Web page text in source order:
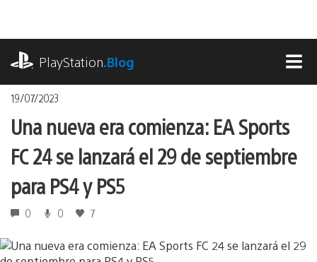
contenido
PlayStation.Blog
19/07/2023
Una nueva era comienza: EA Sports
FC 24 se lanzará el 29 de septiembre
para PS4 y PS5
0 0 7